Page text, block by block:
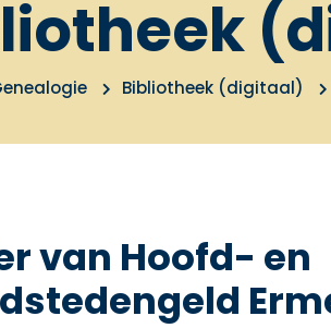
Bibliotheek (digitaal)
van Hoofd- en